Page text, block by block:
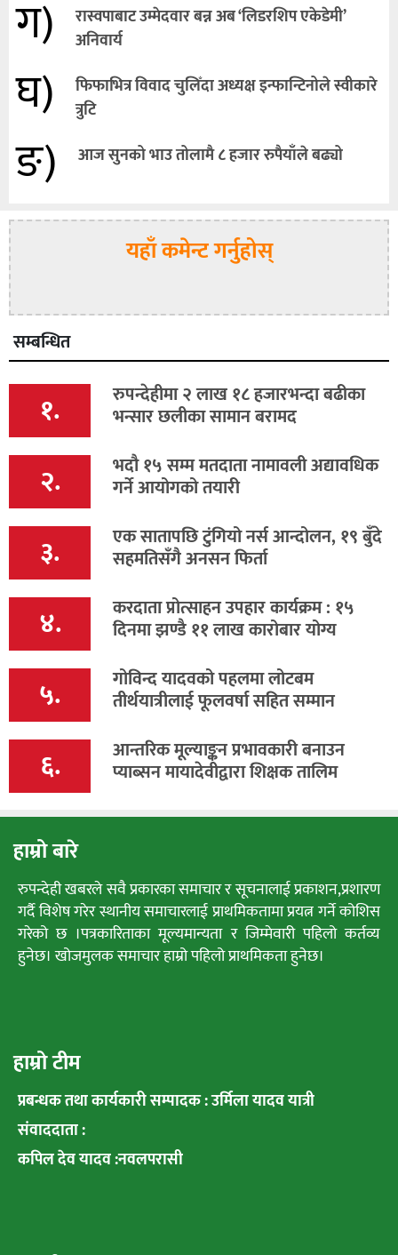
ग)
रास्वपाबाट उम्मेदवार बन्न अब ‘लिडरशिप एकेडेमी’
अनिवार्य
घ)
फिफाभित्र विवाद चुलिँदा अध्यक्ष इन्फान्टिनोले स्वीकारे
त्रुटि
ङ) आज सुनको भाउ तोलामै ८ हजार रुपैयाँले बढ्यो
यहाँ कमेन्ट गर्नुहोस्
सम्बन्धित
१. रुपन्देहीमा २ लाख १८ हजारभन्दा बढीका
भन्सार छलीका सामान बरामद
२. भदौ १५ सम्म मतदाता नामावली अद्यावधिक
गर्ने आयोगको तयारी
३. एक सातापछि टुंगियो नर्स आन्दोलन, १९ बुँदे
सहमतिसँगै अनसन फिर्ता
४. करदाता प्रोत्साहन उपहार कार्यक्रम : १५
दिनमा झण्डै ११ लाख कारोबार योग्य
५. गोविन्द यादवको पहलमा लोटबम
तीर्थयात्रीलाई फूलवर्षा सहित सम्मान
६. आन्तरिक मूल्याङ्कन प्रभावकारी बनाउन
प्याब्सन मायादेवीद्वारा शिक्षक तालिम
हाम्रो बारे
रुपन्देही खबरले सवै प्रकारका समाचार र सूचनालाई प्रकाशन,प्रशारण
गर्दै विशेष गरेर स्थानीय समाचारलाई प्राथमिकतामा प्रयत्न गर्ने कोशिस
गरेको छ ।पत्रकारिताका मूल्यमान्यता र जिम्मेवारी पहिलो कर्तव्य
हुनेछ। खोजमुलक समाचार हाम्रो पहिलो प्राथमिकता हुनेछ।
हाम्रो टीम
प्रबन्धक तथा कार्यकारी सम्पादक : उर्मिला यादव यात्री
संवाददाता :
कपिल देव यादव :नवलपरासी